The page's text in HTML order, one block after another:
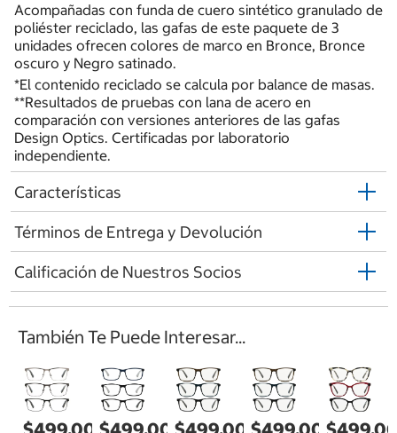
Acompañadas con funda de cuero sintético granulado de
poliéster reciclado, las gafas de este paquete de 3
unidades ofrecen colores de marco en Bronce, Bronce
oscuro y Negro satinado.
*El contenido reciclado se calcula por balance de masas.
**Resultados de pruebas con lana de acero en
comparación con versiones anteriores de las gafas
Design Optics. Certificadas por laboratorio
independiente.
Características
Términos de Entrega y Devolución
Calificación de Nuestros Socios
También Te Puede Interesar...